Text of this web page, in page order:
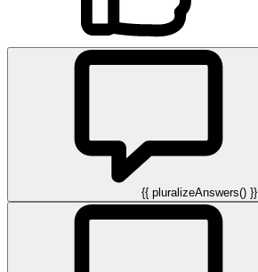
{{ pluralizeAnswers() }}